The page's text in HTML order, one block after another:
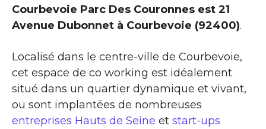
Courbevoie Parc Des Couronnes est 21
Avenue Dubonnet à Courbevoie (92400).
Localisé dans le centre-ville de Courbevoie,
cet espace de co working est idéalement
situé dans un quartier dynamique et vivant,
ou sont implantées de nombreuses
entreprises Hauts de Seine et start-ups